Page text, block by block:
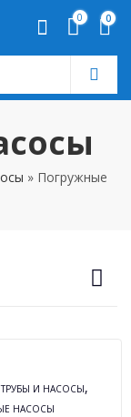
0 0
» Погружные
И НАСОСЫ,
НАСОСЫ